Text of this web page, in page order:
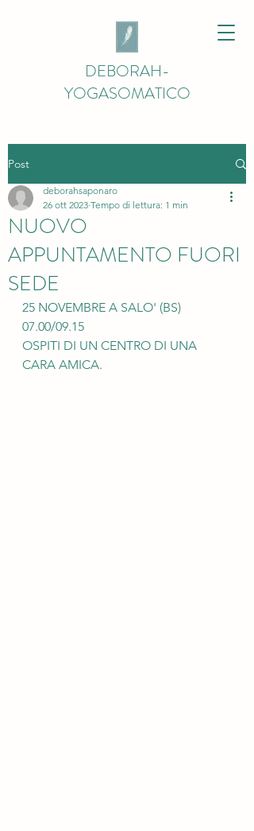
DEBORAH-
YOGASOMATICO
Post
NUOVO
APPUNTAMENTO FUORI
SEDE
deborahsaponaro
26 ott 2023 Tempo di lettura: 1 min
25 NOVEMBRE A SALO' (BS)
07.00/09.15
OSPITI DI UN CENTRO DI UNA
CARA AMICA.